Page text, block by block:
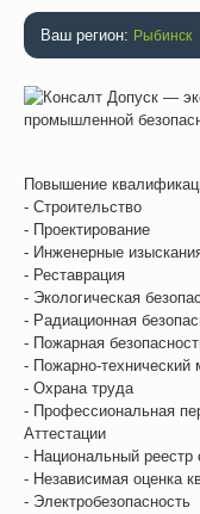
Ваш регион: Рыбинск
Повышение
- Строительство
- Проектирование
- Инженерные
- Реставрация
- Экологическая
- Радиационная
- Пожарная
- Пожарно-
- Охрана труда
- Профессиональная
Аттестации
- Национальный реестр
- Независимая оценка
- Электробезопасность